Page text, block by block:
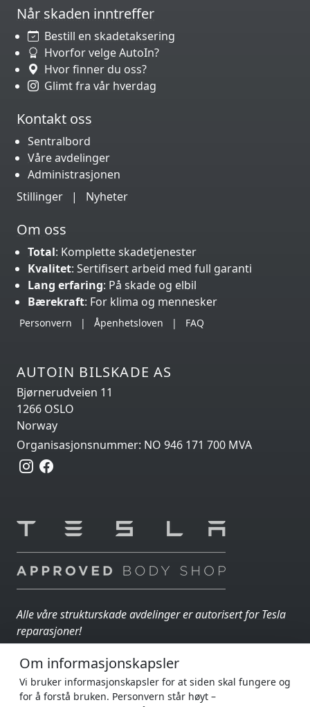
Når skaden inntreffer
Bestill en skadetaksering
Hvorfor velge AutoIn?
Hvor finner du oss?
Glimt fra vår hverdag
Kontakt oss
Sentralbord
Våre avdelinger
Administrasjonen
Stillinger | Nyheter
Om oss
Total: Komplette skadetjenester
Kvalitet: Sertifisert arbeid med full garanti
Lang erfaring: På skade og elbil
Bærekraft: For klima og mennesker
Personvern | Åpenhetsloven | FAQ
AUTOIN BILSKADE AS
Bjørnerudveien 11
1266 OSLO
Norway
Organisasjonsnummer: NO 946 171 700 MVA
Alle våre strukturskade avdelinger er autorisert for Tesla
reparasjoner!
En del av AUTOIN GRUPPEN:
AutoFrakt- din biltransportpartner
Om informasjonskapsler
Vi bruker informasjonskapsler for at siden skal fungere og
for å forstå bruken. Personvern står høyt –